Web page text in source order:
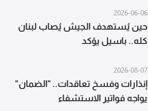
2026-06-06
حين يُستهدف الجيش يُصاب لبنان
كله.. باسيل يؤكد
2026-08-07
إنذارات وفسخ تعاقدات.. "الضمان"
يواجه فواتير الاستشفاء